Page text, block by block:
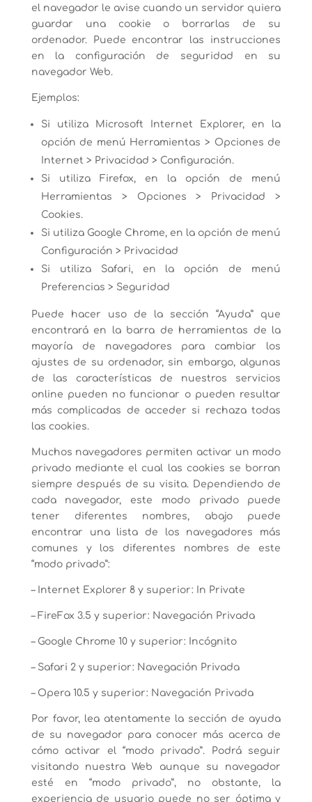
el navegador le avise cuando un servidor quiera
guardar una cookie o borrarlas de su
ordenador. Puede encontrar las instrucciones
en la configuración de seguridad en su
navegador Web.
Ejemplos:
Si utiliza Microsoft Internet Explorer, en la
opción de menú Herramientas > Opciones de
Internet > Privacidad > Configuración.
Si utiliza Firefox, en la opción de menú
Herramientas > Opciones > Privacidad >
Cookies.
Si utiliza Google Chrome, en la opción de menú
Configuración > Privacidad
Si utiliza Safari, en la opción de menú
Preferencias > Seguridad
Puede hacer uso de la sección “Ayuda” que
encontrará en la barra de herramientas de la
mayoría de navegadores para cambiar los
ajustes de su ordenador, sin embargo, algunas
de las características de nuestros servicios
online pueden no funcionar o pueden resultar
más complicadas de acceder si rechaza todas
las cookies.
Muchos navegadores permiten activar un modo
privado mediante el cual las cookies se borran
siempre después de su visita. Dependiendo de
cada navegador, este modo privado puede
tener diferentes nombres, abajo puede
encontrar una lista de los navegadores más
comunes y los diferentes nombres de este
“modo privado”:
– Internet Explorer 8 y superior: In Private
– FireFox 3.5 y superior: Navegación Privada
– Google Chrome 10 y superior: Incógnito
– Safari 2 y superior: Navegación Privada
– Opera 10.5 y superior: Navegación Privada
Por favor, lea atentamente la sección de ayuda
de su navegador para conocer más acerca de
cómo activar el “modo privado”. Podrá seguir
visitando nuestra Web aunque su navegador
esté en “modo privado”, no obstante, la
experiencia de usuario puede no ser óptima y